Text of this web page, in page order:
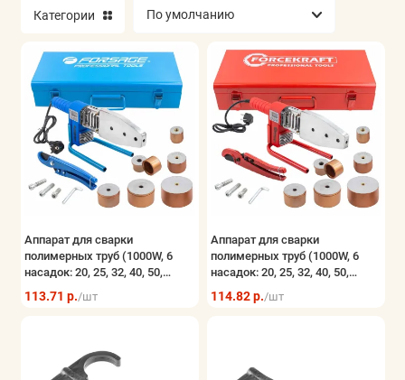
Категории
Аппарат для сварки
полимерных труб (1000W, 6
насадок: 20, 25, 32, 40, 50,
63мм)
113.71 р./шт
Аппарат для сварки
полимерных труб (1000W, 6
насадок: 20, 25, 32, 40, 50,
63мм)
114.82 р./шт